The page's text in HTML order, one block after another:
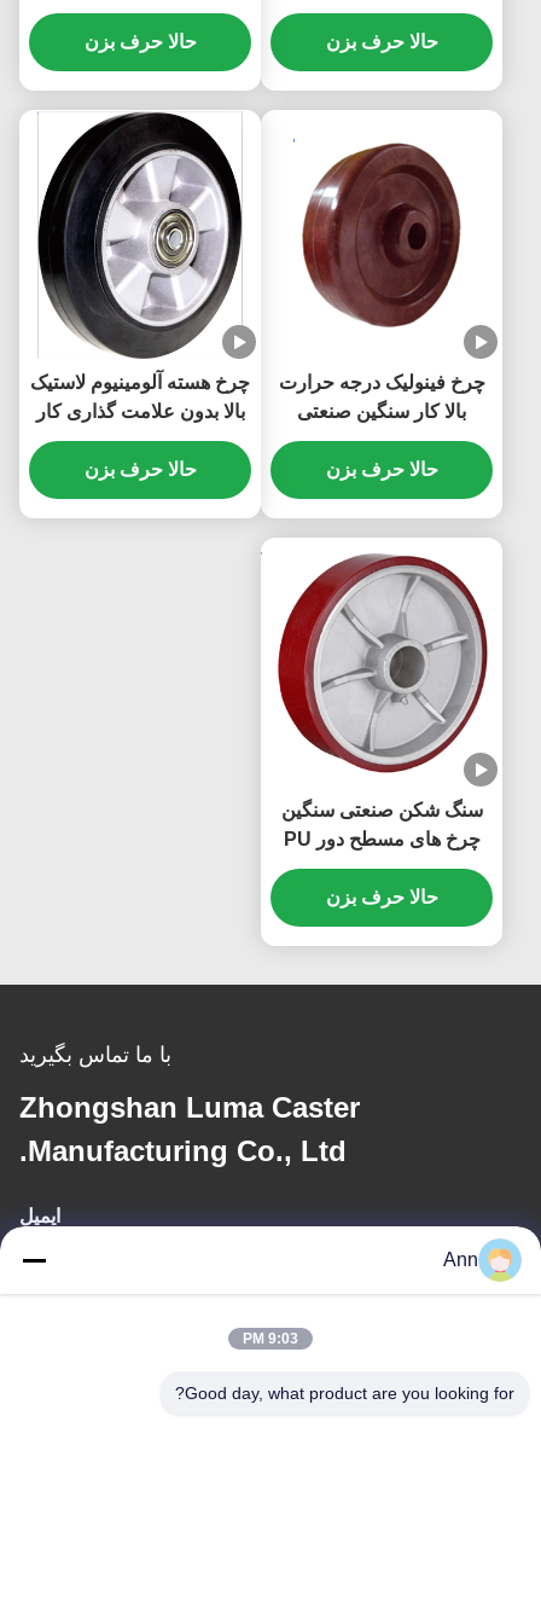
صنعتی Caster Pp چرخ
هسته ای مقرون به صرفه
حالا حرف بزن
صنعتی Pu Heavy Duty با
کیلوگرم
حالا حرف بزن
چرخ فینولیک درجه حرارت
بالا کار سنگین صنعتی
Caster غیر رسانا Casters
صنعتی 300 درجه
حالا حرف بزن
چرخ هسته آلومینیوم لاستیک
بالا بدون علامت گذاری کار
سنگین صنعتی ظرفیت بار
حالا حرف بزن
سنگ شکن صنعتی سنگین
چرخ های مسطح دور PU
هسته آهن ریخته شده
ظرفیت حمل 270 کیلوگرم
تا 1600 کیلوگرم
حالا حرف بزن
با ما تماس بگیرید
Zhongshan Luma Caster
Manufacturing Co., Ltd.
ایمیل
ann@industrialwheelcasters.com
آدرس
Ann
9:03 PM
Good day, what product are you looking for?